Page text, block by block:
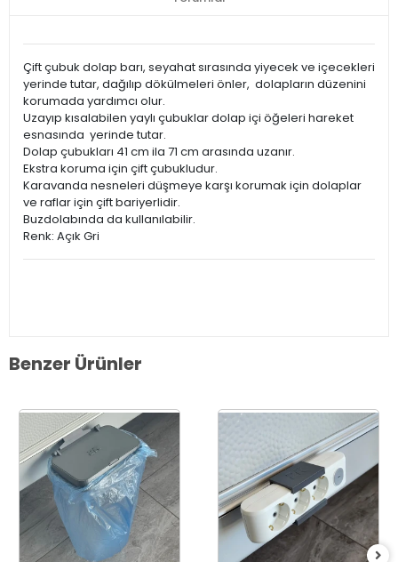
Çift çubuk dolap barı, seyahat sırasında yiyecek ve içecekleri
yerinde tutar, dağılıp dökülmeleri önler, dolapların düzenini
korumada yardımcı olur.
Uzayıp kısalabilen yaylı çubuklar dolap içi öğeleri hareket
esnasında yerinde tutar.
Dolap çubukları 41 cm ila 71 cm arasında uzanır.
Ekstra koruma için çift çubukludur.
Karavanda nesneleri düşmeye karşı korumak için dolaplar
ve raflar için çift bariyerlidir.
Buzdolabında da kullanılabilir.
Renk: Açık Gri
Benzer Ürünler